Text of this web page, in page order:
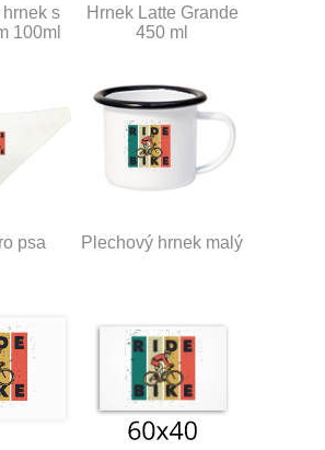
hrnek s
100ml
Hrnek Latte Grande
450 ml
psa Plechový hrnek malý